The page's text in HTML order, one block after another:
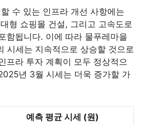
수 있는 인프라 개선 사항에는
형 쇼핑몰 건설, 그리고 고속도로
함됩니다. 이에 따라 물푸레마을
시세는 지속적으로 상승할 것으로
프라 투자 계획이 모두 정상적으
년 3월 시세는 더욱 증가할 가
예측 평균 시세 (원)